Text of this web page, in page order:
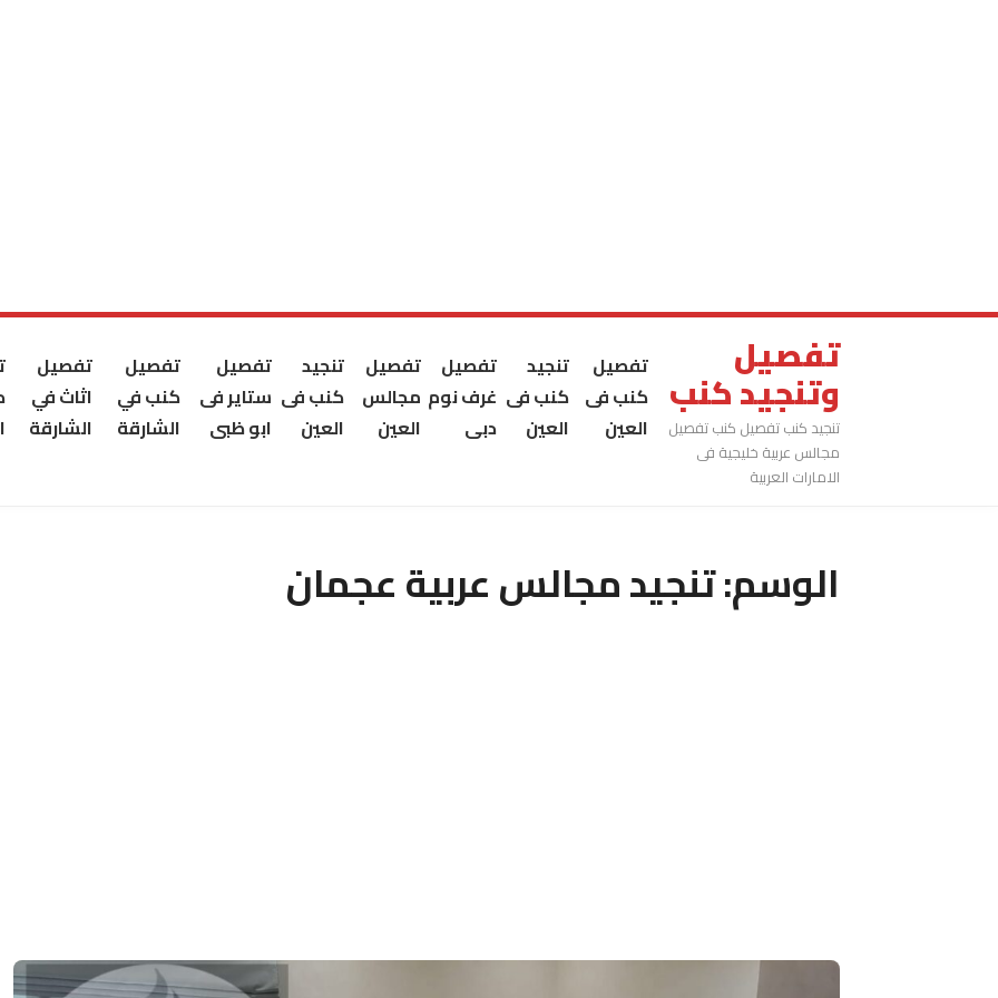
تفصيل
وتنجيد كنب
تنجيد كنب تفصيل كنب تفصيل
مجالس عربية خليجية فى
الامارات العربية
تفصيل
كنب فى
العين
تنجيد
كنب فى
العين
تفصيل
غرف نوم
دبى
تفصيل
مجالس
العين
تنجيد
كنب فى
العين
تفصيل
ستاير فى
ابو ظبى
تفصيل
كنب في
الشارقة
تفصيل
اثاث في
الشارقة
الوسم:تنجيد مجالس عربية عجمان